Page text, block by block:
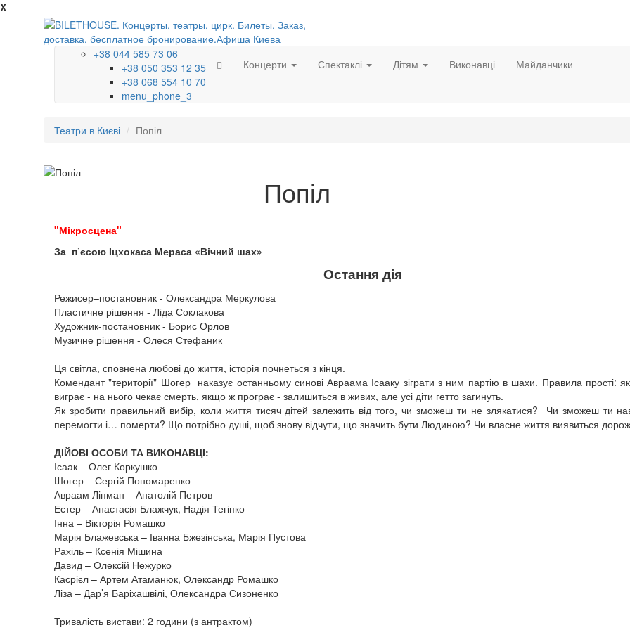
X
+38 044 585 73 06
+38 050 353 12 35
+38 068 554 10 70
menu_phone_3
Концерти Спектаклі Дітям Виконавці Майданчики
Театри в Києві Попіл
Попіл
"Мікросцена"
За п’єсою Іцхокаса Мераса «Вічний шах»
Остання дія
Режисер–постановник - Олександра Меркулова
Пластичне рішення - Ліда Соклакова
Художник-постановник - Борис Орлов
Музичне рішення - Олеся Стефаник
Ця світла, сповнена любові до життя, історія почнеться з кінця.
Комендант "території" Шогер наказує останньому синові Авраама Ісааку зіграти з ним партію в шахи. Правила прості:
виграє - на нього чекає смерть, якщо ж програє - залишиться в живих, але усі діти гетто загинуть.
Як зробити правильний вибір, коли життя тисяч дітей залежить від того, чи зможеш ти не злякатися? Чи зможеш ти
перемогти і… померти? Що потрібно душі, щоб знову відчути, що значить бути Людиною? Чи власне життя виявиться
ДІЙОВІ ОСОБИ ТА ВИКОНАВЦІ:
Ісаак – Олег Коркушко
Шогер – Сергій Пономаренко
Авраам Ліпман – Анатолій Петров
Естер – Анастасія Блажчук, Надія Тегіпко
Інна – Вікторія Ромашко
Марія Блажевська – Іванна Бжезінська, Марія Пустова
Рахіль – Ксенія Мішина
Давид – Олексій Нежурко
Касрієл – Артем Атаманюк, Олександр Ромашко
Ліза – Дар’я Баріхашвілі, Олександра Сизоненко
Тривалість вистави: 2 години (з антрактом)